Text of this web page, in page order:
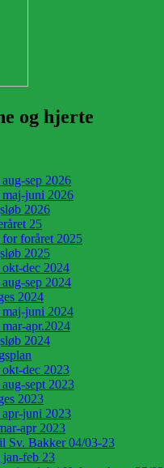
og hjerte
sep 2026
juni 2026
2026
25
foråret 2025
2025
dec 2024
sep 2024
2024
juni 2024
apr.2024
2024
dec 2023
sept 2023
2023
juni 2023
apr 2023
Sv. Bakker 04/03-23
feb 23